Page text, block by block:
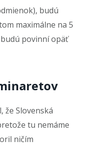
budú
maximálne na 5
povinní opäť
že Slovenská
tu nemáme
ničím